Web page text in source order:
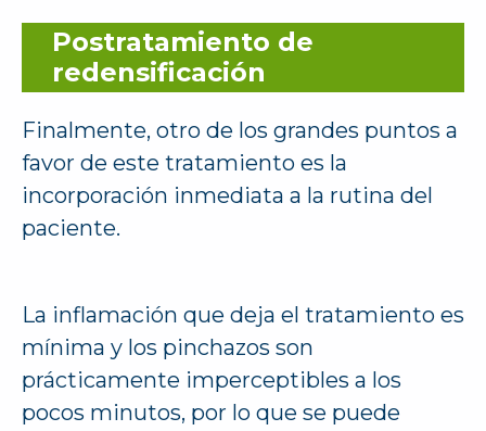
Postratamiento de
redensificación
Finalmente, otro de los grandes puntos a
favor de este tratamiento es la
incorporación inmediata a la rutina del
paciente.
La inflamación que deja el tratamiento es
mínima y los pinchazos son
prácticamente imperceptibles a los
pocos minutos, por lo que se puede